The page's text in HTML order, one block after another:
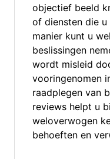
objectief beeld
of diensten die
manier kunt u
beslissingen
wordt misleid
vooringenomen
raadplegen van
reviews helpt u
weloverwogen
behoeften en